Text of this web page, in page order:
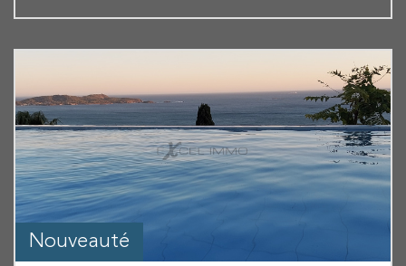
Nouveauté